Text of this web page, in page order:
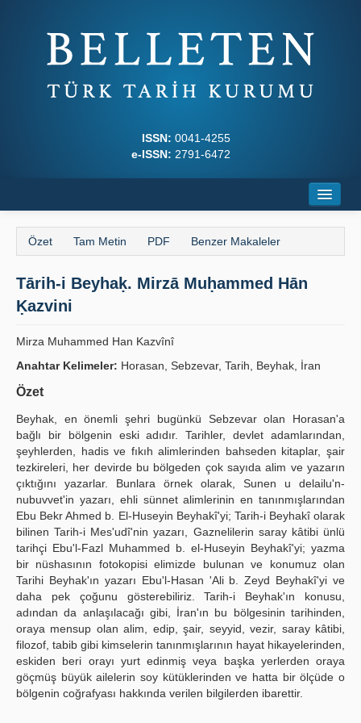
ISSN: 0041-4255
e-ISSN: 2791-6472
Hakkında
Dergi Kurulları
Kılavuzlar
İletişim
Özet Tam Metin PDF Benzer Makaleler
Tārih-i Beyhaḳ. Mirzā Muḥammed Hān
Ḳazvini
Mirza Muhammed Han Kazvînî
Anahtar Kelimeler: Horasan, Sebzevar, Tarih, Beyhak, İran
Özet
Beyhak, en önemli şehri bugünkü Sebzevar olan Horasan'a
bağlı bir bölgenin eski adıdır. Tarihler, devlet adamlarından,
şeyhlerden, hadis ve fıkıh alimlerinden bahseden kitaplar, şair
tezkireleri, her devirde bu bölgeden çok sayıda alim ve yazarın
çıktığını yazarlar. Bunlara örnek olarak, Sunen u delailu'n-
nubuvvet'in yazarı, ehli sünnet alimlerinin en tanınmışlarından
Ebu Bekr Ahmed b. El-Huseyin Beyhakî'yi; Tarih-i Beyhakî olarak
bilinen Tarih-i Mes'udî'nin yazarı, Gaznelilerin saray kâtibi ünlü
tarihçi Ebu'l-Fazl Muhammed b. el-Huseyin Beyhakî'yi; yazma
bir nüshasının fotokopisi elimizde bulunan ve konumuz olan
Tarihi Beyhak'ın yazarı Ebu'l-Hasan 'Ali b. Zeyd Beyhakî'yi ve
daha pek çoğunu gösterebiliriz. Tarih-i Beyhak'ın konusu,
adından da anlaşılacağı gibi, İran'ın bu bölgesinin tarihinden,
oraya mensup olan alim, edip, şair, seyyid, vezir, saray kâtibi,
filozof, tabib gibi kimselerin tanınmışlarının hayat hikayelerinden,
eskiden beri orayı yurt edinmiş veya başka yerlerden oraya
göçmüş büyük ailelerin soy kütüklerinden ve hatta bir ölçüde o
bölgenin coğrafyası hakkında verilen bilgilerden ibarettir.